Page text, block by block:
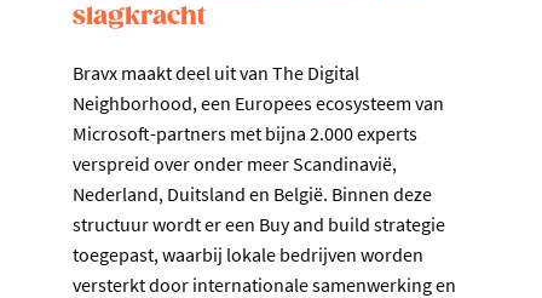
slagkracht
Bravx maakt deel uit van The Digital
Neighborhood, een Europees ecosysteem van
Microsoft-partners met bijna 2.000 experts
verspreid over onder meer Scandinavië,
Nederland, Duitsland en België. Binnen deze
structuur wordt er een Buy and build strategie
toegepast, waarbij lokale bedrijven worden
versterkt door internationale samenwerking en